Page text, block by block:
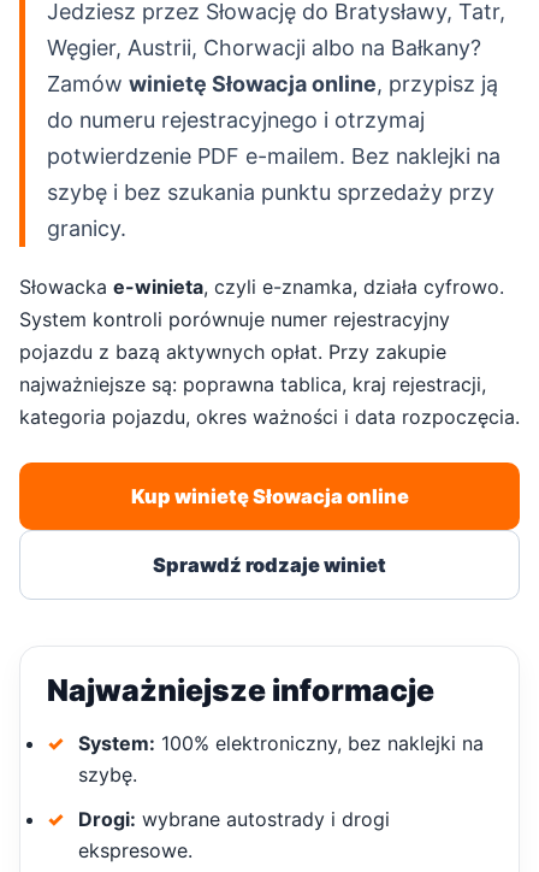
Jedziesz przez Słowację do Bratysławy, Tatr,
Węgier, Austrii, Chorwacji albo na Bałkany?
Zamów winietę Słowacja online, przypisz ją
do numeru rejestracyjnego i otrzymaj
potwierdzenie PDF e-mailem. Bez naklejki na
szybę i bez szukania punktu sprzedaży przy
granicy.
Słowacka e-winieta, czyli e-znamka, działa cyfrowo.
System kontroli porównuje numer rejestracyjny
pojazdu z bazą aktywnych opłat. Przy zakupie
najważniejsze są: poprawna tablica, kraj rejestracji,
kategoria pojazdu, okres ważności i data rozpoczęcia.
Kup winietę Słowacja online
Sprawdź rodzaje winiet
Najważniejsze informacje
System: 100% elektroniczny, bez naklejki na
szybę.
Drogi: wybrane autostrady i drogi
ekspresowe.